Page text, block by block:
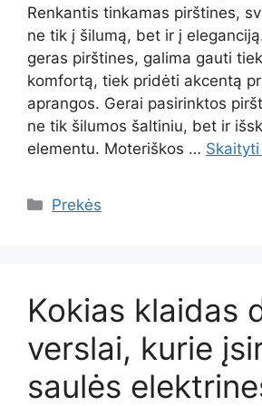
Renkantis tinkamas pirštines,
ne tik į šilumą, bet ir į
geras pirštines, galima gauti
komfortą, tiek pridėti akcentą
aprangos. Gerai pasirinktos
ne tik šilumos šaltiniu, bet ir
elementu. Moteriškos …
Kategorijos
Prekės
Kokias klaidas
verslai, kurie
saulės